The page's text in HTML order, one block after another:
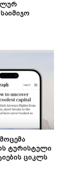
ტურისტული
ციკლს